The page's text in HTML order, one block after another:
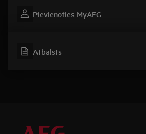
Pievienoties MyAEG
Atbalsts